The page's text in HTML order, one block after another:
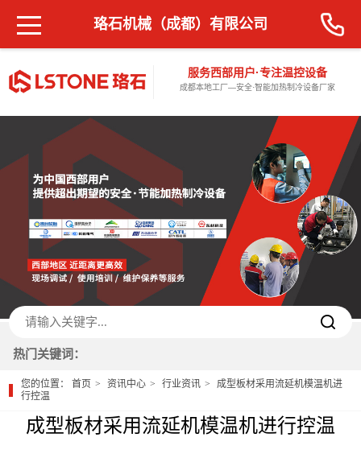
服务西部用户·专注温控设备
成都本地工厂—安全·智能加热制冷设备厂家
珞石机械（成都）有限公司
热门关键词：
您的位置：首页 资讯中心 行业资讯
成型板材采用流延机模温机进
行控温
成型板材采用流延机模温机进行控温